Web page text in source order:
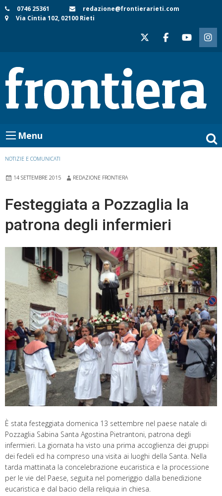
Skip
to
0746 25361
redazione@frontierarieti.com
Via Cintia 102, 02100 Rieti
Menu
NOTIZIE E COMUNICATI
14 SETTEMBRE 2015 REDAZIONE FRONTIERA
Festeggiata a Pozzaglia la
patrona degli infermieri
È stata festeggiata domenica 13 settembre nel paese natale di
Pozzaglia Sabina Santa Agostina Pietrantoni, patrona degli
infermieri. La giornata ha visto una prima accoglienza dei gruppi
dei fedeli ed ha compreso una visita ai luoghi della Santa. Nella
tarda mattinata la concelebrazione eucaristica e la processione
per le vie del Paese, seguita nel pomeriggio dalla benedizione
eucaristica e dal bacio della reliquia in chiesa.